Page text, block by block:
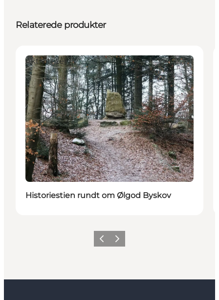
Relaterede produkter
Aktiviteter
Historiestien rundt om Ølgod Byskov
ForrigeNæste